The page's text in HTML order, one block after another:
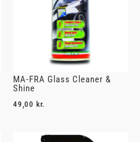
MA-FRA Glass Cleaner &
Shine
49,00 kr.